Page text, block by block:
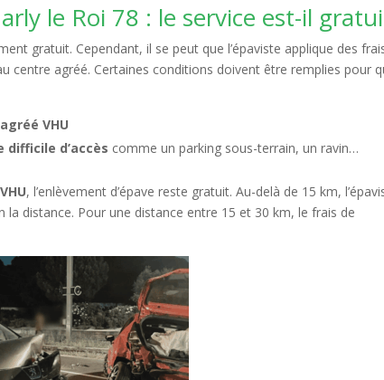
le Roi 78 : le service est-il
gratuit. Cependant, il se peut que l’épaviste applique des
centre agréé. Certaines conditions doivent être remplies pour
VHU
difficile d’accès comme un parking sous-terrain, un ravin…
, l’enlèvement d’épave reste gratuit. Au-delà de 15 km,
distance. Pour une distance entre 15 et 30 km, le frais de